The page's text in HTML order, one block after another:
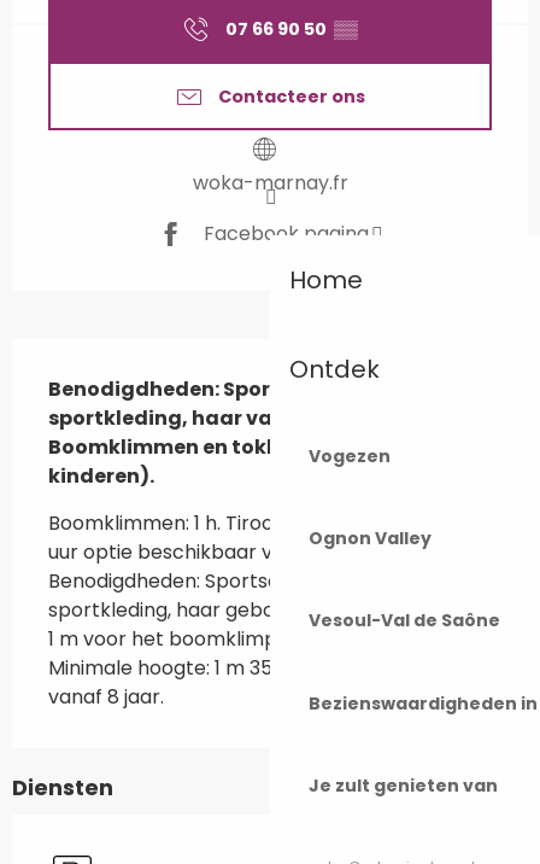
Home
Ontdek
Vogezen
Ognon Valley
Vesoul-Val de Saône
Bezienswaardigheden
Je zult genieten van
07 66 90 50 ▒▒
Contacteer ons
woka-marnay.fr
Facebook pagina
Benodigdheden: Sportschoenen verplicht,
sportkleding, haar vastgebonden.
Boomklimmen en tokkelbaan (voor
kinderen).
Boomklimmen: 1 h. Tiroolse oversteek: 1 uur. 2
uur optie beschikbaar voor beide cursussen.
Benodigdheden: Sportschoenen verplicht,
sportkleding, haar gebonden. Minimumlengte:
1 m voor het boomklimparcours, 4 tot 12 jaar.
Minimale hoogte: 1 m 35 voor de tokkelbaan,
vanaf 8 jaar.
Diensten